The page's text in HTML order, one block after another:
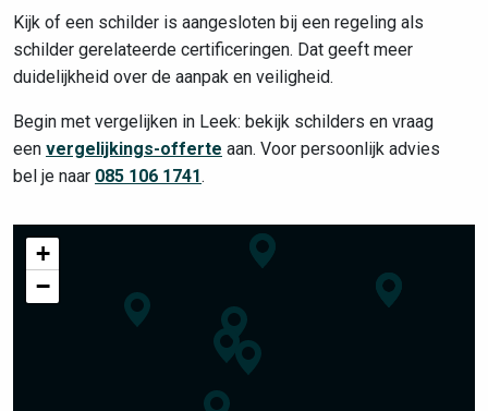
Kijk of een schilder is aangesloten bij een regeling als
schilder gerelateerde certificeringen. Dat geeft meer
duidelijkheid over de aanpak en veiligheid.
Begin met vergelijken in Leek: bekijk schilders en vraag
een vergelijkings-offerte aan. Voor persoonlijk advies
bel je naar 085 106 1741.
+
−